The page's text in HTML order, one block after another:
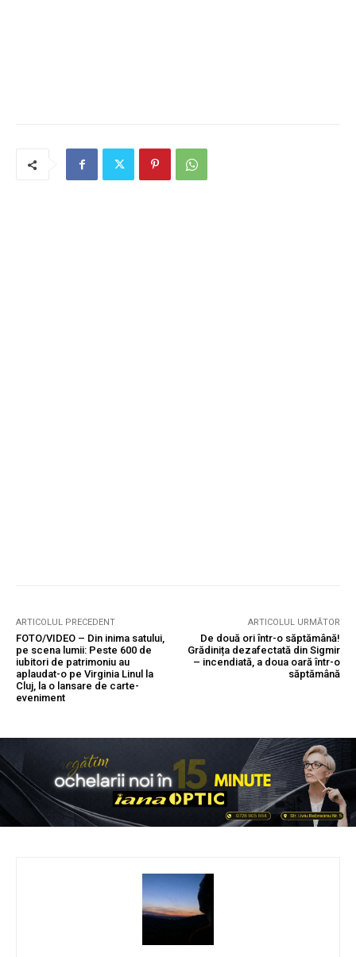
ARTICOLUL PRECEDENT
FOTO/VIDEO – Din inima satului,
pe scena lumii: Peste 600 de
iubitori de patrimoniu au
aplaudat-o pe Virginia Linul la
Cluj, la o lansare de carte-
eveniment
ARTICOLUL URMĂTOR
De două ori într-o săptămână!
Grădinița dezafectată din Sigmir
– incendiată, a doua oară într-o
săptămână